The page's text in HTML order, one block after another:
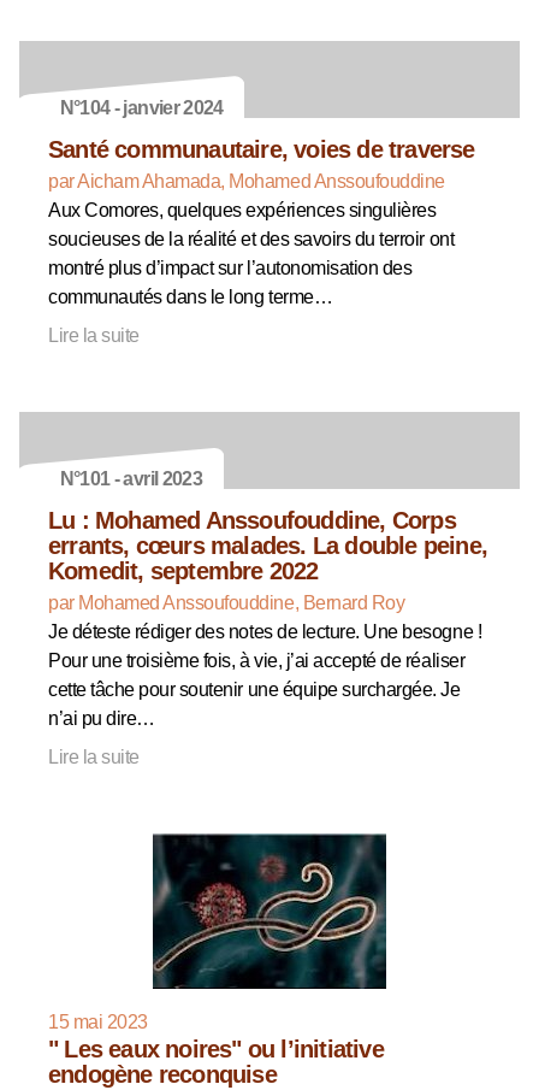
N°104 - janvier 2024
Santé communautaire, voies de traverse
par Aicham Ahamada, Mohamed Anssoufouddine
Aux Comores, quelques expériences singulières
soucieuses de la réalité et des savoirs du terroir ont
montré plus d’impact sur l’autonomisation des
communautés dans le long terme…
Lire la suite
N°101 - avril 2023
Lu : Mohamed Anssoufouddine, Corps
errants, cœurs malades. La double peine,
Komedit, septembre 2022
par Mohamed Anssoufouddine, Bernard Roy
Je déteste rédiger des notes de lecture. Une besogne !
Pour une troisième fois, à vie, j’ai accepté de réaliser
cette tâche pour soutenir une équipe surchargée. Je
n’ai pu dire…
Lire la suite
15 mai 2023
" Les eaux noires" ou l’initiative
endogène reconquise